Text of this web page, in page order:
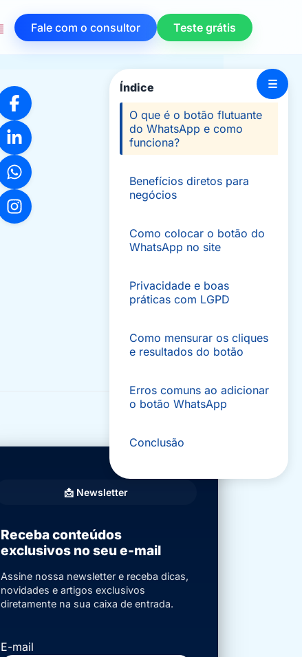
Fale com o consultor Teste grátis
📩 Newsletter
Receba conteúdos
exclusivos no seu e-mail
Assine nossa newsletter e receba dicas,
novidades e artigos exclusivos
diretamente na sua caixa de entrada.
E-mail
Índice ☰
O que é o botão flutuante
do WhatsApp e como
funciona?
Benefícios diretos para
negócios
Como colocar o botão do
WhatsApp no site
Privacidade e boas
práticas com LGPD
Como mensurar os cliques
e resultados do botão
Erros comuns ao adicionar
o botão WhatsApp
Conclusão